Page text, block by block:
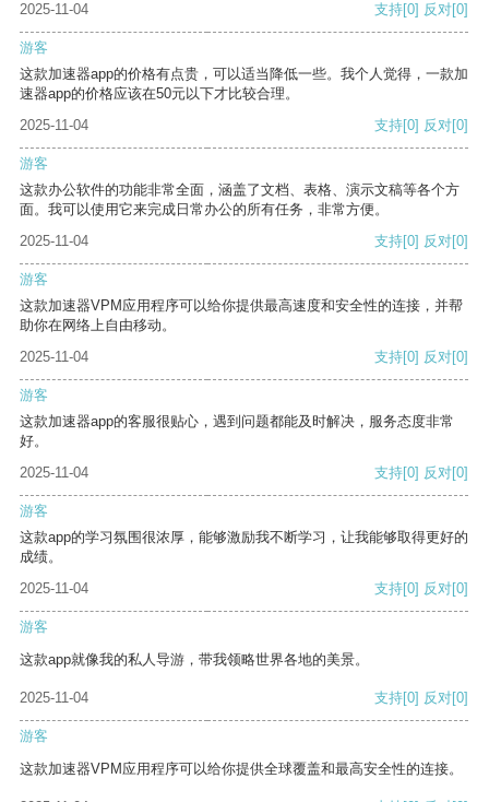
2025-11-04 支持[0] 反对[0]
游客
这款加速器app的价格有点贵，可以适当降低一些。我个人觉得，一款加
速器app的价格应该在50元以下才比较合理。
2025-11-04
支持[0] 反对[0]
游客
这款办公软件的功能非常全面，涵盖了文档、表格、演示文稿等各个方
面。我可以使用它来完成日常办公的所有任务，非常方便。
2025-11-04
支持[0] 反对[0]
游客
这款加速器VPM应用程序可以给你提供最高速度和安全性的连接，并帮
助你在网络上自由移动。
2025-11-04
支持[0] 反对[0]
游客
这款加速器app的客服很贴心，遇到问题都能及时解决，服务态度非常
好。
2025-11-04
支持[0] 反对[0]
游客
这款app的学习氛围很浓厚，能够激励我不断学习，让我能够取得更好的
成绩。
2025-11-04
支持[0] 反对[0]
游客
这款app就像我的私人导游，带我领略世界各地的美景。
2025-11-04 支持[0] 反对[0]
游客
这款加速器VPM应用程序可以给你提供全球覆盖和最高安全性的连接。